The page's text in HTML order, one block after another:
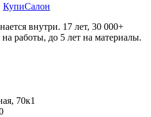
КупиСалон
внутри. 17 лет, 30 000+
работы, до 5 лет на материалы.
70к1